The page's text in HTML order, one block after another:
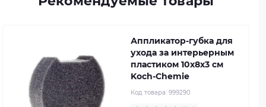
Аппликатор-губка для
ухода за интерьерным
пластиком 10х8х3 см
Koch-Chemie
Код товара: 999290